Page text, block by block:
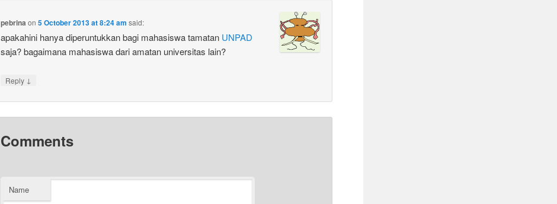
pebrina on 5 October 2013 at 8:24 am said:
apakahini hanya diperuntukkan bagi mahasiswa tamatan UNPAD
saja? bagaimana mahasiswa dari amatan universitas lain?
Reply ↓
Comments
Name